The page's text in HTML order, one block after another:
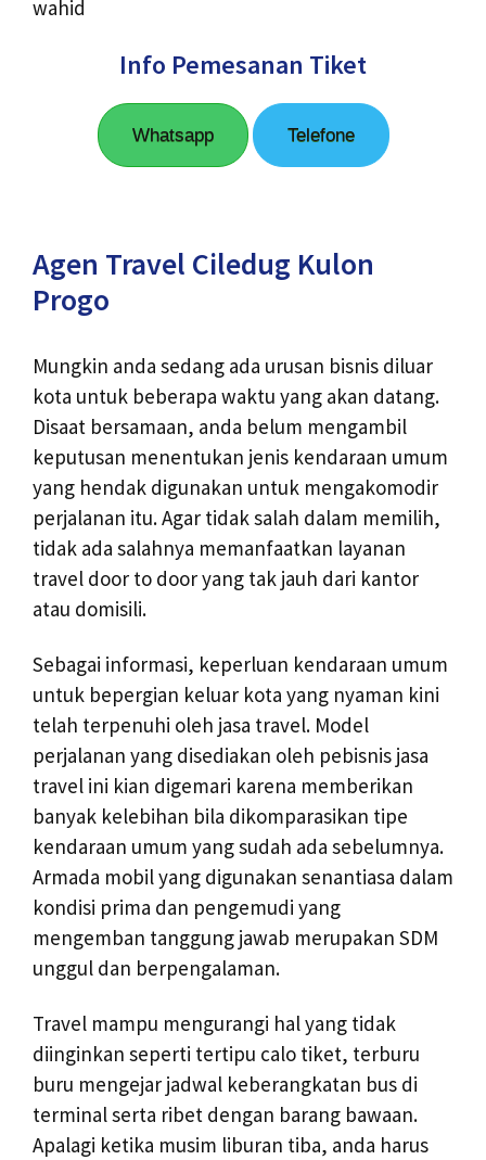
wahid
Info Pemesanan Tiket
Whatsapp Telefone
Agen Travel Ciledug Kulon
Progo
Mungkin anda sedang ada urusan bisnis diluar
kota untuk beberapa waktu yang akan datang.
Disaat bersamaan, anda belum mengambil
keputusan menentukan jenis kendaraan umum
yang hendak digunakan untuk mengakomodir
perjalanan itu. Agar tidak salah dalam memilih,
tidak ada salahnya memanfaatkan layanan
travel door to door yang tak jauh dari kantor
atau domisili.
Sebagai informasi, keperluan kendaraan umum
untuk bepergian keluar kota yang nyaman kini
telah terpenuhi oleh jasa travel. Model
perjalanan yang disediakan oleh pebisnis jasa
travel ini kian digemari karena memberikan
banyak kelebihan bila dikomparasikan tipe
kendaraan umum yang sudah ada sebelumnya.
Armada mobil yang digunakan senantiasa dalam
kondisi prima dan pengemudi yang
mengemban tanggung jawab merupakan SDM
unggul dan berpengalaman.
Travel mampu mengurangi hal yang tidak
diinginkan seperti tertipu calo tiket, terburu
buru mengejar jadwal keberangkatan bus di
terminal serta ribet dengan barang bawaan.
Apalagi ketika musim liburan tiba, anda harus